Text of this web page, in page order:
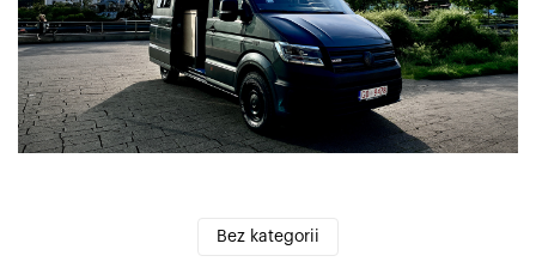
Bez kategorii